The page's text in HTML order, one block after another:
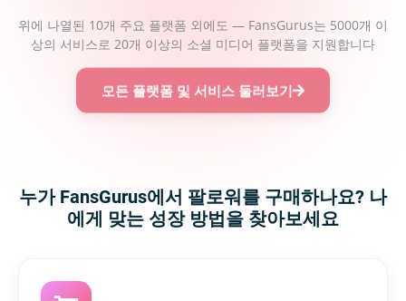
위에 나열된 10개 주요 플랫폼 외에도 — FansGurus는 5000개 이
상의 서비스로 20개 이상의 소셜 미디어 플랫폼을 지원합니다
모든 플랫폼 및 서비스 둘러보기
누가 FansGurus에서 팔로워를 구매하나요? 나
에게 맞는 성장 방법을 찾아보세요